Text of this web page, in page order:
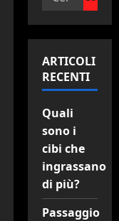
ARTICOLI
RECENTI
Quali
sono i
cibi che
ingrassano
di più?
Passaggio